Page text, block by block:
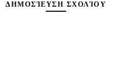
ΔΗΜΟΣΊΕΥΣΗ ΣΧΟΛΊΟΥ